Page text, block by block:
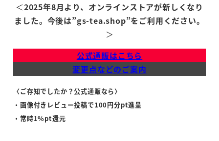
＜2025年8月より、オンラインストアが新しくなり
ました。今後は”gs-tea.shop”をご利用ください。
＞
公式通販はこちら
変更点などのご案内
〈ご存知でしたか？公式通販なら〉
・画像付きレビュー投稿で100円分pt進呈
・常時1%pt還元